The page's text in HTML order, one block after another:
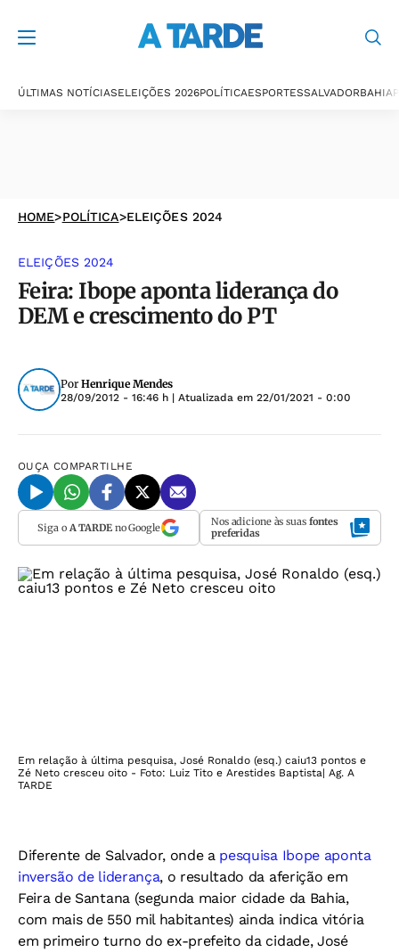
ÚLTIMAS NOTÍCIASELEIÇÕES 2026POLÍTICAESPORTESSALVADORBAHIA
HOME>POLÍTICA>ELEIÇÕES 2024
ELEIÇÕES 2024
Feira: Ibope aponta liderança do
DEM e crescimento do PT
Por Henrique Mendes
28/09/2012 - 16:46 h | Atualizada em 22/01/2021 - 0:00
OUÇA COMPARTILHE
Siga o A TARDEno Google Nos adicione às suas fontes
preferidas
Em relação à última pesquisa, José Ronaldo (esq.) caiu13 pontos e
Zé Neto cresceu oito - Foto: Luiz Tito e Arestides Baptista| Ag. A
TARDE
Diferente de Salvador, onde a pesquisa Ibope aponta
inversão de liderança, o resultado da aferição em
Feira de Santana (segunda maior cidade da Bahia,
com mais de 550 mil habitantes) ainda indica vitória
em primeiro turno do ex-prefeito da cidade, José